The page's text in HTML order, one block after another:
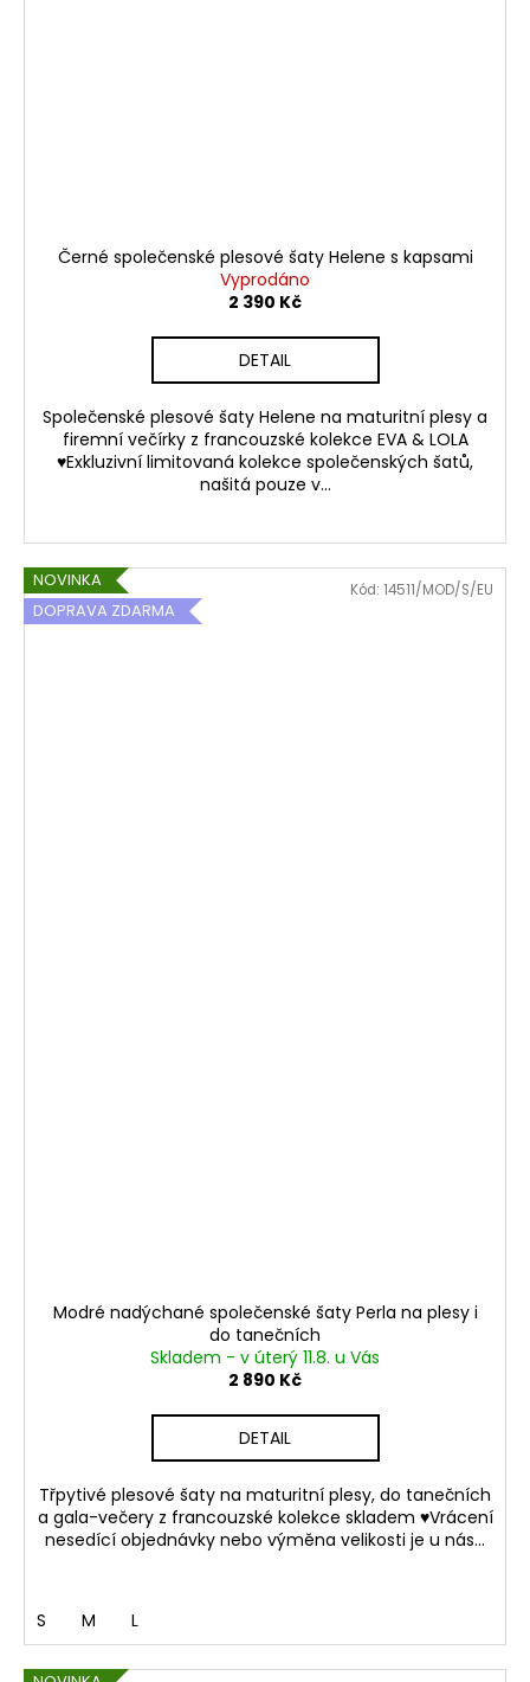
Černé společenské plesové šaty Helene s kapsami
Vyprodáno
2 390 Kč
DETAIL
Společenské plesové šaty Helene na maturitní plesy a
firemní večírky z francouzské kolekce EVA & LOLA
♥Exkluzivní limitovaná kolekce společenských šatů,
našitá pouze v...
NOVINKA
DOPRAVA ZDARMA
Modré nadýchané společenské šaty Perla na plesy i
do tanečních
Skladem - v úterý 11.8. u Vás
2 890 Kč
DETAIL
Třpytivé plesové šaty na maturitní plesy, do tanečních
a gala-večery z francouzské kolekce skladem ♥Vrácení
nesedící objednávky nebo výměna velikosti je u nás...
S M L
Kód: 14511/MOD/S/EU